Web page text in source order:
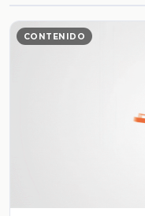
CONTENIDO